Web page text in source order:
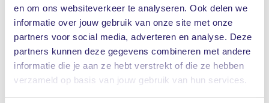
en om ons websiteverkeer te analyseren. Ook delen we
informatie over jouw gebruik van onze site met onze
partners voor social media, adverteren en analyse. Deze
partners kunnen deze gegevens combineren met andere
informatie die je aan ze hebt verstrekt of die ze hebben
verzameld op basis van jouw gebruik van hun services.
Achternaam
Postcode